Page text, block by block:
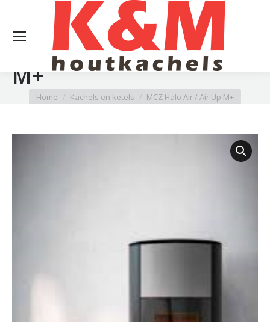
MCZ Halo Air / Air Up
M+
Je bent hier:
Home Kachels en ketels MCZ Halo Air / Air Up M+